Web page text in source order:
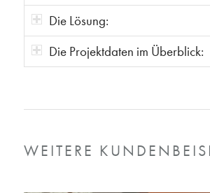
Die Lösung:
Die Projektdaten im Überblick:
WEITERE